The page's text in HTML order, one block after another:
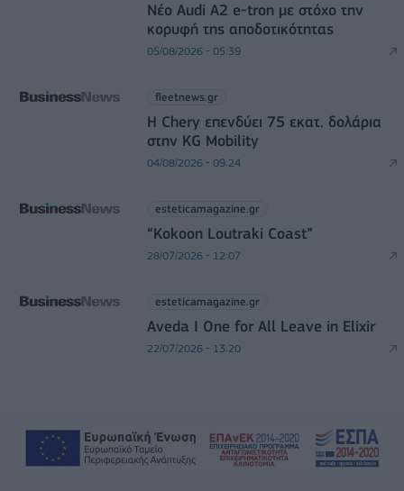
Νέο Audi A2 e-tron με στόχο την
κορυφή της αποδοτικότητας
05/08/2026 - 05:39
fleetnews.gr
Η Chery επενδύει 75 εκατ. δολάρια
στην KG Mobility
04/08/2026 - 09:24
esteticamagazine.gr
“Kokoon Loutraki Coast”
28/07/2026 - 12:07
esteticamagazine.gr
Aveda I One for All Leave in Elixir
22/07/2026 - 13:20